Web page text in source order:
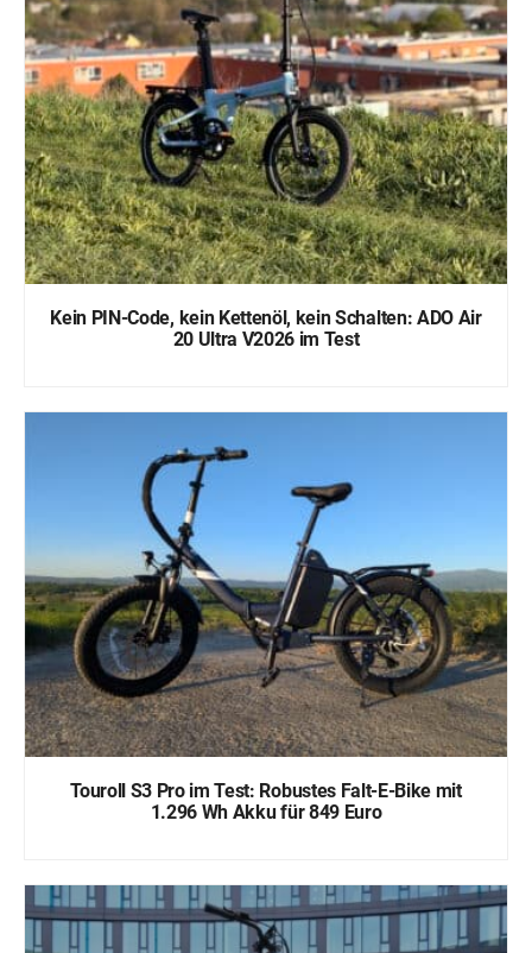
Kein PIN-Code, kein Kettenöl, kein Schalten: ADO Air
20 Ultra V2026 im Test
Touroll S3 Pro im Test: Robustes Falt-E-Bike mit
1.296 Wh Akku für 849 Euro